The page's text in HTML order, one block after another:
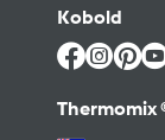
Kobold
Thermomix